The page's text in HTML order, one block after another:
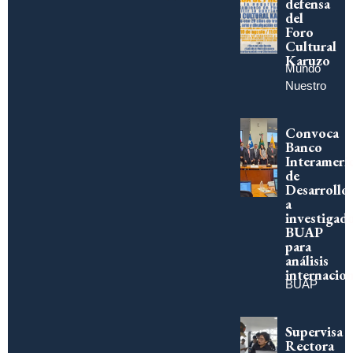
del
Foro
Cultural
Karuzo
Mundo
Nuestro
Convoca
Banco
de
Desarrollo
a
BUAP
para
análisis
BUAP
Supervisa
Rectora